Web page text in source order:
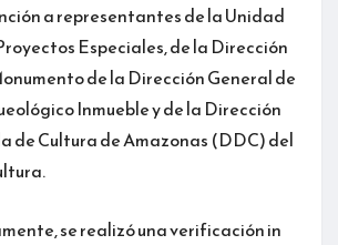
a representantes de la Unidad
Especiales, de la Dirección
de la Dirección General de
Inmueble y de la Dirección
de Cultura de Amazonas (DDC) del
se realizó una verificación in